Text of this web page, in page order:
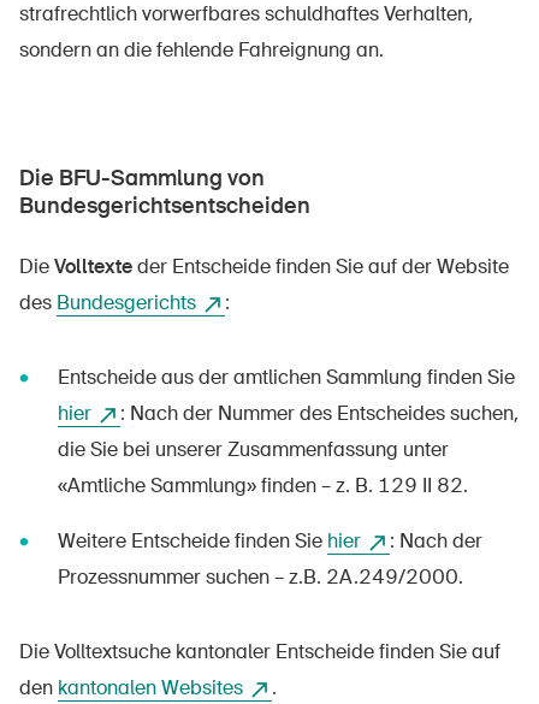
strafrechtlich vorwerfbares schuldhaftes Verhalten,
sondern an die fehlende Fahreignung an.
Die BFU-Sammlung von
Bundesgerichtsentscheiden
DieVolltexteder Entscheide finden Sie auf der Website
des Bundesgerichts :
Entscheide aus der amtlichen Sammlung finden Sie
hier
: Nach der Nummer des Entscheides suchen,
die Sie bei unserer Zusammenfassung unter
«Amtliche Sammlung» finden – z. B. 129 II 82.
Weitere Entscheide finden Sie hier
: Nach der
Prozessnummer suchen – z.B. 2A.249/2000.
Die Volltextsuche kantonaler Entscheide finden Sie auf
den kantonalen Websites .